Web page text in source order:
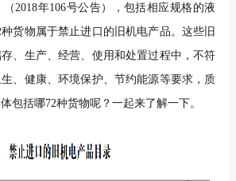
2018年106号公告），包括相应规格的液
货物属于禁止进口的旧机电产品。这些旧
、生产、经营、使用和处置过程中，不符
、健康、环境保护、节约能源等要求，质
包括哪72种货物呢？一起来了解一下。